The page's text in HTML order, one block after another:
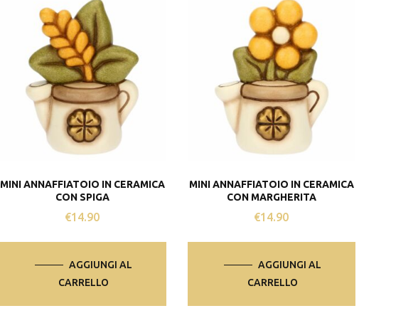
MINI ANNAFFIATOIO IN CERAMICA
CON SPIGA
€14.90
AGGIUNGI AL
CARRELLO
MINI ANNAFFIATOIO IN CERAMICA
CON MARGHERITA
€14.90
AGGIUNGI AL
CARRELLO